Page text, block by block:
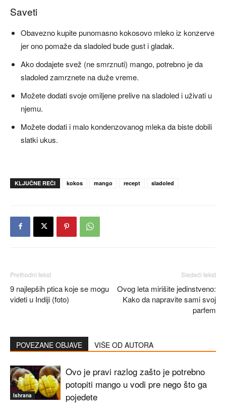
Saveti
Obavezno kupite punomasno kokosovo mleko iz konzerve
jer ono pomaže da sladoled bude gust i gladak.
Ako dodajete svež (ne smrznuti) mango, potrebno je da
sladoled zamrznete na duže vreme.
Možete dodati svoje omiljene prelive na sladoled i uživati u
njemu.
Možete dodati i malo kondenzovanog mleka da biste dobili
slatki ukus.
KLJUČNE REČI kokos mango recept sladoled
Prethodni tekst
9 najlepših ptica koje se mogu
videti u Indiji (foto)
Sledeći tekst
Ovog leta mirišite jedinstveno:
Kako da napravite sami svoj
parfem
POVEZANE OBJAVE VIŠE OD AUTORA
Ishrana
Ovo je pravi razlog zašto je potrebno
potopiti mango u vodi pre nego što ga
pojedete